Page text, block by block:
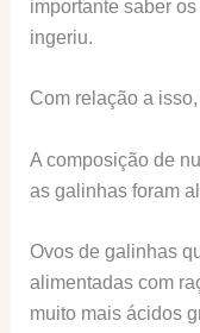
importante saber
ingeriu.
Com relação a
A composição de
as galinhas foram
Ovos de galinhas
alimentadas com
muito mais ácidos